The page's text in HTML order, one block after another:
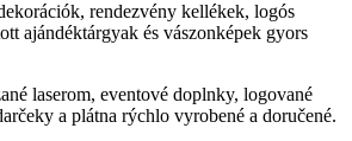
rendezvény kellékek, logós
ajándéktárgyak és vászonképek gyors
laserom, eventové doplnky, logované
a plátna rýchlo vyrobené a doručené.